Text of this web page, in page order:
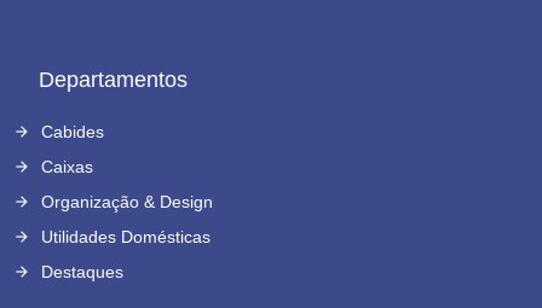
Departamentos
Cabides
Caixas
Organização & Design
Utilidades Domésticas
Destaques